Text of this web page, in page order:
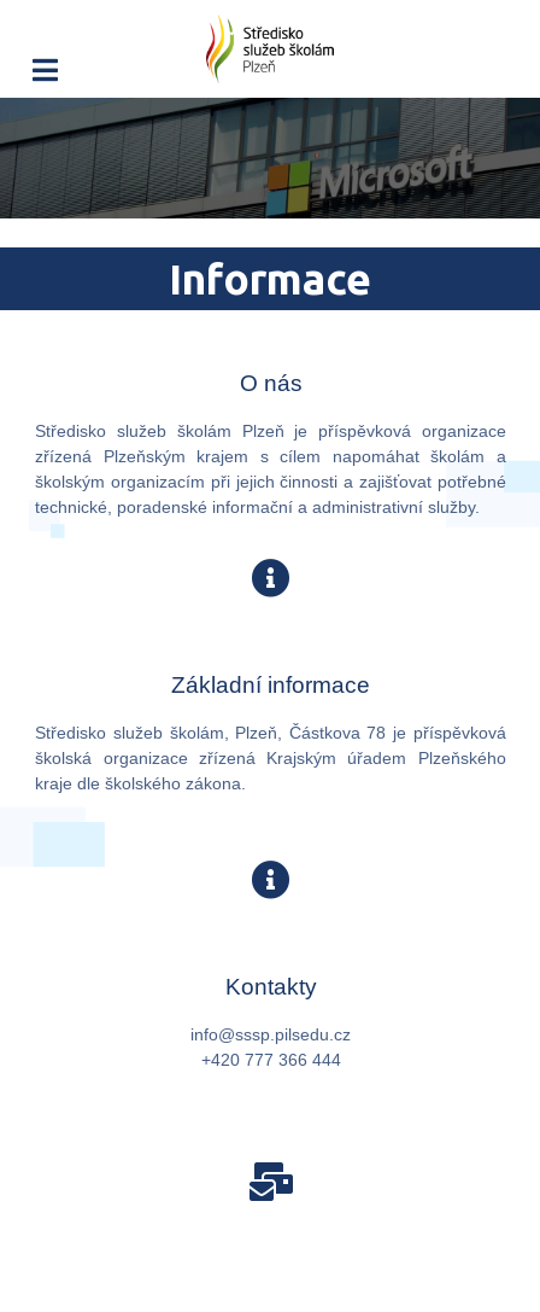
Informace
O nás
Středisko služeb školám Plzeň je příspěvková organizace
zřízená Plzeňským krajem s cílem napomáhat školám a
školským organizacím při jejich činnosti a zajišťovat potřebné
technické, poradenské informační a administrativní služby.
Základní informace
Středisko služeb školám, Plzeň, Částkova 78 je příspěvková
školská organizace zřízená Krajským úřadem Plzeňského
kraje dle školského zákona.
Kontakty
info@sssp.pilsedu.cz
+420 777 366 444